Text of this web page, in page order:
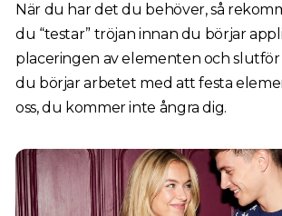
När du har det du behöver, så
du “testar” tröjan innan du börjar
placeringen av elementen och
du börjar arbetet med att festa
oss, du kommer inte ångra dig.